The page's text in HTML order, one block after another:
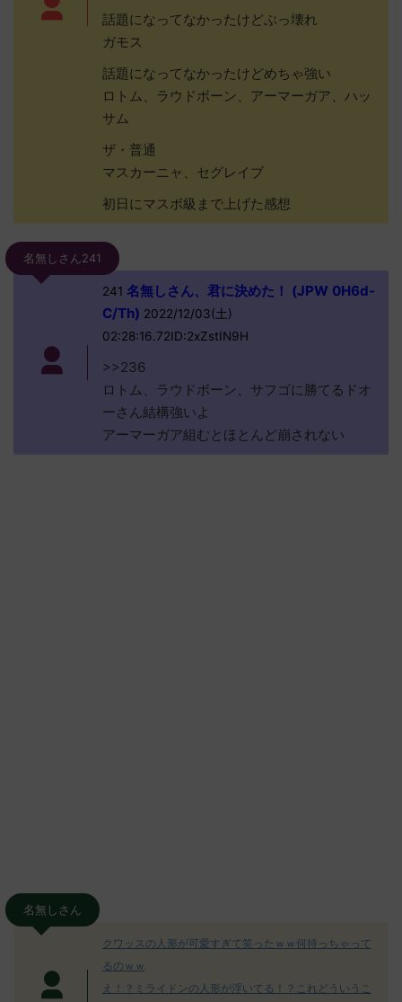
話題になってなかったけどぶっ壊れ
ガモス
話題になってなかったけどめちゃ強い
ロトム、ラウドボーン、アーマーガア、ハッ
サム
ザ・普通
マスカーニャ、セグレイブ
初日にマスボ級まで上げた感想
名無しさん241
241 名無しさん、君に決めた！ (JPW 0H6d-
C/Th) 2022/12/03(土)
02:28:16.72ID:2xZstIN9H
>>236
ロトム、ラウドボーン、サフゴに勝てるドオ
ーさん結構強いよ
アーマーガア組むとほとんど崩されない
名無しさん
クワッスの人形が可愛すぎて笑ったｗｗ何持っちゃって
るのｗｗ
え！？ミライドンの人形が浮いてる！？これどういうこ